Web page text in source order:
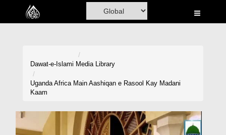
Home
Volunteer Portal
Dawat-e-Islami Media Library
Uganda Africa Main Aashiqan e Rasool Kay Madani
Kaam